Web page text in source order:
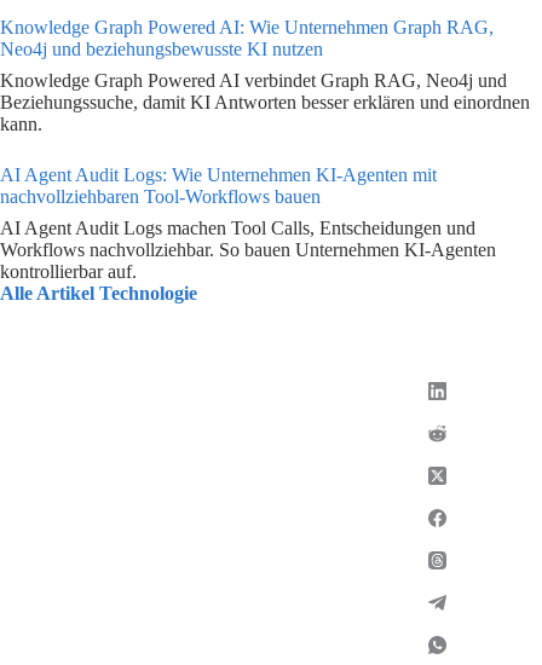
Knowledge Graph Powered AI: Wie Unternehmen Graph RAG,
Neo4j und beziehungsbewusste KI nutzen
Knowledge Graph Powered AI verbindet Graph RAG, Neo4j und
Beziehungssuche, damit KI Antworten besser erklären und einordnen
kann.
AI Agent Audit Logs: Wie Unternehmen KI-Agenten mit
nachvollziehbaren Tool-Workflows bauen
AI Agent Audit Logs machen Tool Calls, Entscheidungen und
Workflows nachvollziehbar. So bauen Unternehmen KI-Agenten
kontrollierbar auf.
Alle Artikel Technologie